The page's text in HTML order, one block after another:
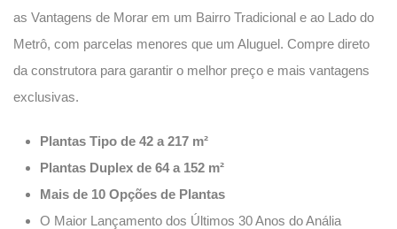
as Vantagens de Morar em um Bairro Tradicional e ao Lado do
Metrô, com parcelas menores que um Aluguel. Compre direto
da construtora para garantir o melhor preço e mais vantagens
exclusivas.
Plantas Tipo de 42 a 217 m²
Plantas Duplex de 64 a 152 m²
Mais de 10 Opções de Plantas
O Maior Lançamento dos Últimos 30 Anos do Anália